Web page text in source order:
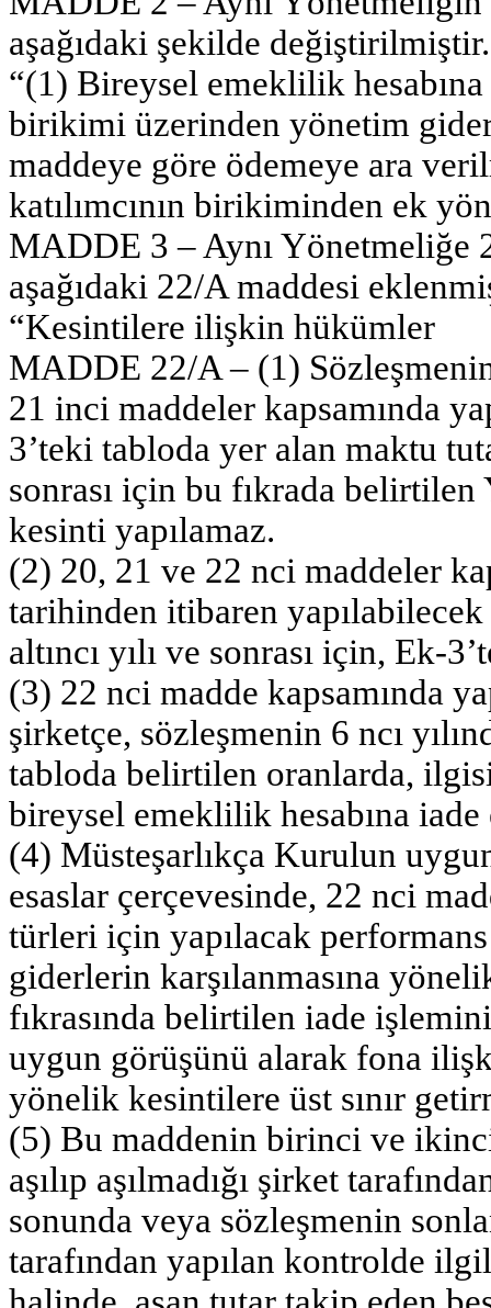
aşağıdaki şekilde değiştirilmiştir.
“(1) Bireysel emeklilik hesabına
birikimi üzerinden yönetim
maddeye göre ödemeye ara
katılımcının birikiminden ek
MADDE 3 – Aynı Yönetmeliğe
aşağıdaki 22/A maddesi
“Kesintilere ilişkin hükümler
MADDE 22/A – (1)
21 inci maddeler kapsamında
3’teki tabloda yer alan maktu
sonrası için bu fıkrada
kesinti yapılamaz.
(2) 20, 21 ve 22 nci maddeler
tarihinden itibaren
altıncı yılı ve sonrası için, Ek-
(3) 22 nci madde kapsamında
şirketçe, sözleşmenin 6 ncı
tabloda belirtilen oranlarda,
bireysel emeklilik hesabına
(4) Müsteşarlıkça Kurulun
esaslar çerçevesinde, 22 nci
türleri için yapılacak
giderlerin karşılanmasına
fıkrasında belirtilen iade
uygun görüşünü alarak fona
yönelik kesintilere üst sınır
(5) Bu maddenin birinci ve ikinci
aşılıp aşılmadığı şirket
sonunda veya sözleşmenin
tarafından yapılan kontrolde